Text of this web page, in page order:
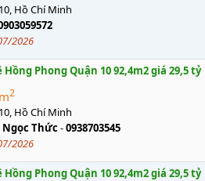
Hồ Chí Minh
2026
Hồng Phong Quận 10 92,4m2 giá 29,5 tỷ
2
Hồ Chí Minh
Thức-0938703545
2026
Hồng Phong Quận 10 92,4m2 giá 29,5 tỷ